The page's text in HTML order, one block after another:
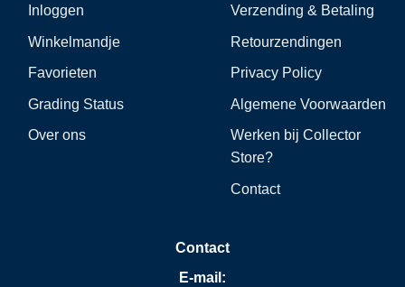
Inloggen
Winkelmandje
Favorieten
Grading Status
Over ons
Verzending & Betaling
Retourzendingen
Privacy Policy
Algemene Voorwaarden
Werken bij Collector
Store?
Contact
Contact
E-mail: